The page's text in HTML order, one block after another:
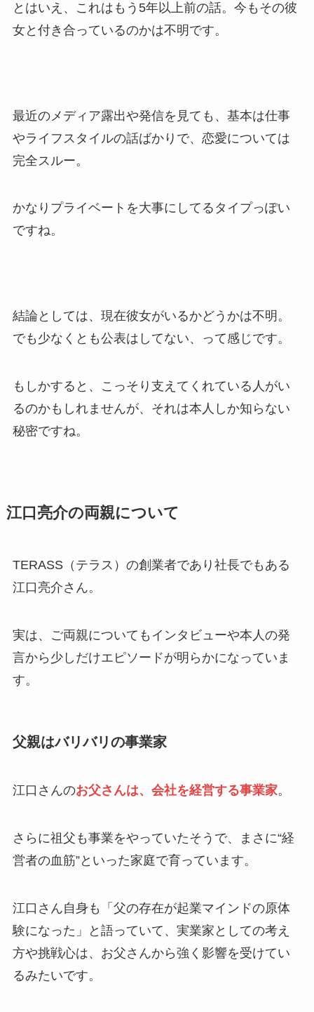
とはいえ、これはもう5年以上前の話。今もその彼
女と付き合っているのかは不明です。
最近のメディア露出や発信を見ても、基本は仕事
やライフスタイルの話ばかりで、恋愛については
完全スルー。
かなりプライベートを大事にしてるタイプっぽい
ですね。
結論としては、現在彼女がいるかどうかは不明。
でも少なくとも公表はしてない、って感じです。
もしかすると、こっそり支えてくれている人がい
るのかもしれませんが、それは本人しか知らない
秘密ですね。
江口亮介の両親について
TERASS（テラス）の創業者であり社長でもある
江口亮介さん。
実は、ご両親についてもインタビューや本人の発
言から少しだけエピソードが明らかになっていま
す。
父親はバリバリの事業家
江口さんのお父さんは、会社を経営する事業家。
さらに祖父も事業をやっていたそうで、まさに“経
営者の血筋”といった家庭で育っています。
江口さん自身も「父の存在が起業マインドの原体
験になった」と語っていて、実業家としての考え
方や挑戦心は、お父さんから強く影響を受けてい
るみたいです。